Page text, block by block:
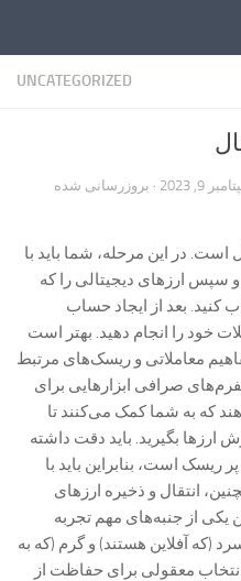
UNCATEGORIZED
9, 2023
· بروزرسانی شده
است. در این مرحله، شما باید با
سپس ارزهای دیجیتالی را که
کنید. بعد از ایجاد حساب
خود را انجام دهید. بهتر است
معاملاتی و ریسک‌های مرتبط
صرافی ابزارهایی برای
که به شما کمک می‌کنند تا
بگیرید. باید دقت داشته
پر ریسک است، بنابراین باید با
انتقال و ذخیره ارزهای
یکی از جنبه‌های مهم تجربه
(که آفلاین هستند) و گرم (که به
معقولی برای حفاظت از